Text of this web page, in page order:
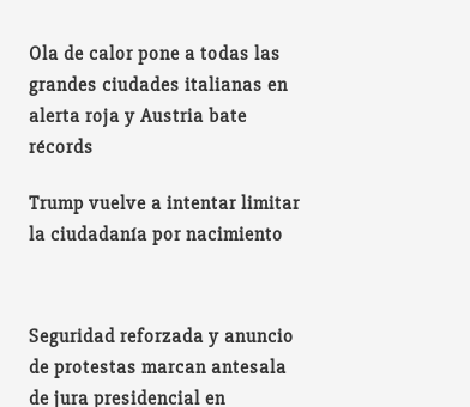
Ola de calor pone a todas las
grandes ciudades italianas en
alerta roja y Austria bate
récords
Trump vuelve a intentar limitar
la ciudadanía por nacimiento
Seguridad reforzada y anuncio
de protestas marcan antesala
de jura presidencial en